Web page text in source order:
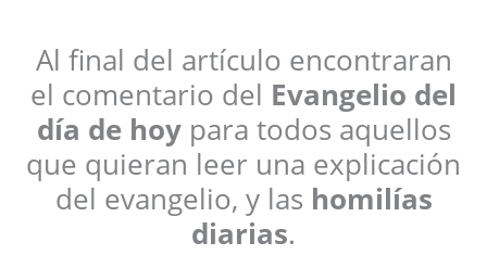
Al final del artículo encontraran
el comentario del Evangelio del
día de hoypara todos aquellos
que quieran leer una explicación
del evangelio, y las homilías
diarias.